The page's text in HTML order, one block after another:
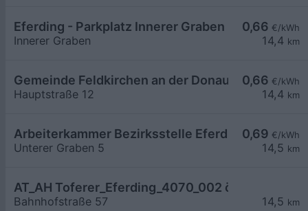
0,66 €/kWh
14,4 km
Eferding - Parkplatz Innerer Graben
Innerer Graben
0,66 €/kWh
14,4 km
Gemeinde Feldkirchen an der Donau
Hauptstraße 12
0,69 €/kWh
14,5 km
Arbeiterkammer Bezirksstelle Eferding
Unterer Graben 5
14,5 km
AT_AH Toferer_Eferding_4070_002 öffentlich
Bahnhofstraße 57